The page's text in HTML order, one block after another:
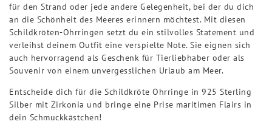
für den Strand oder jede andere Gelegenheit, bei der du dich
an die Schönheit des Meeres erinnern möchtest. Mit diesen
Schildkröten-Ohrringen setzt du ein stilvolles Statement und
verleihst deinem Outfit eine verspielte Note. Sie eignen sich
auch hervorragend als Geschenk für Tierliebhaber oder als
Souvenir von einem unvergesslichen Urlaub am Meer.
Entscheide dich für die Schildkröte Ohrringe in 925 Sterling
Silber mit Zirkonia und bringe eine Prise maritimen Flairs in
dein Schmuckkästchen!